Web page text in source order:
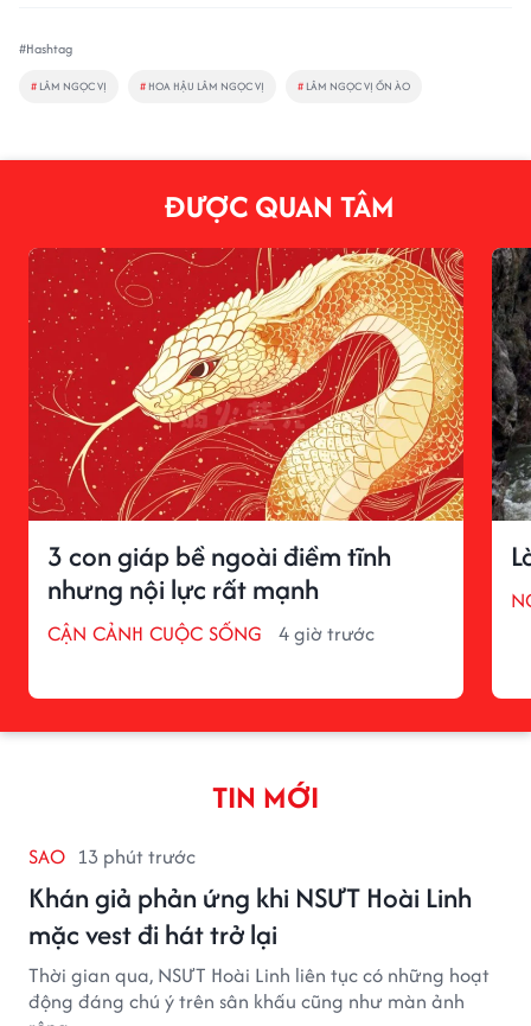
#Hashtag
# LÂM NGỌC VỊ # HOA HẬU LÂM NGỌC VỊ # LÂM NGỌC VỊ ỒN ÀO
ĐƯỢC QUAN TÂM
3 con giáp bề ngoài điềm tĩnh
nhưng nội lực rất mạnh
CẬN CẢNH CUỘC SỐNG 4 giờ trước
TIN MỚI
SAO 13 phút trước
Khán giả phản ứng khi NSƯT Hoài Linh
mặc vest đi hát trở lại
Thời gian qua, NSƯT Hoài Linh liên tục có những hoạt
động đáng chú ý trên sân khấu cũng như màn ảnh